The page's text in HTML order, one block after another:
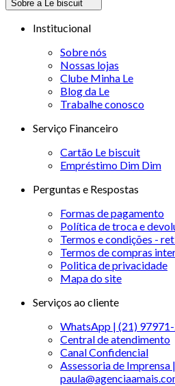
Sobre a Le biscuit
Institucional
Sobre nós
Nossas lojas
Clube Minha Le
Blog da Le
Trabalhe conosco
Serviço Financeiro
Cartão Le biscuit
Empréstimo Dim Dim
Perguntas e Respostas
Formas de pagamento
Política de troca e
Termos e condições -
Termos de compras
Politica de privacidade
Mapa do site
Serviços ao cliente
WhatsApp | (21)
Central de atendimento
Canal Confidencial
Assessoria de Imprensa |